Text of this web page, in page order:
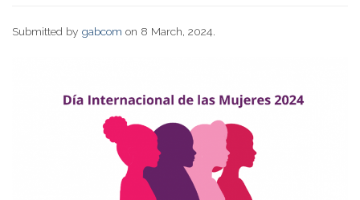
Submitted by gabcom on 8 March, 2024.